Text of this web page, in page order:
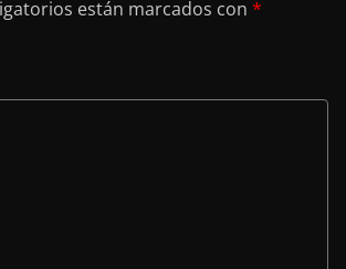
están marcados con *